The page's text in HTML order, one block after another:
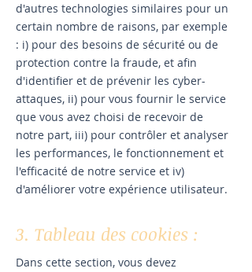
d'autres technologies similaires pour un
certain nombre de raisons, par exemple
: i) pour des besoins de sécurité ou de
protection contre la fraude, et afin
d'identifier et de prévenir les cyber-
attaques, ii) pour vous fournir le service
que vous avez choisi de recevoir de
notre part, iii) pour contrôler et analyser
les performances, le fonctionnement et
l'efficacité de notre service et iv)
d'améliorer votre expérience utilisateur.
3. Tableau des cookies :
Dans cette section, vous devez